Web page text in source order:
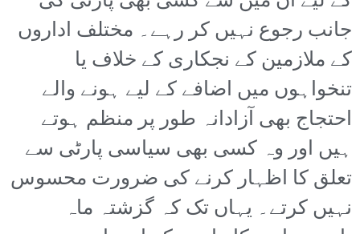
جانب رجوع نہیں کر رہے۔ مختلف اداروں
کے ملازمین کے نجکاری کے خلاف یا
تنخواہوں میں اضافے کے لیے ہونے والے
احتجاج بھی آزادانہ طور پر منظم ہوتے
ہیں اور وہ کسی بھی سیاسی پارٹی سے
تعلق کا اظہار کرنے کی ضرورت محسوس
نہیں کرتے۔ یہاں تک کہ گزشتہ ماہ